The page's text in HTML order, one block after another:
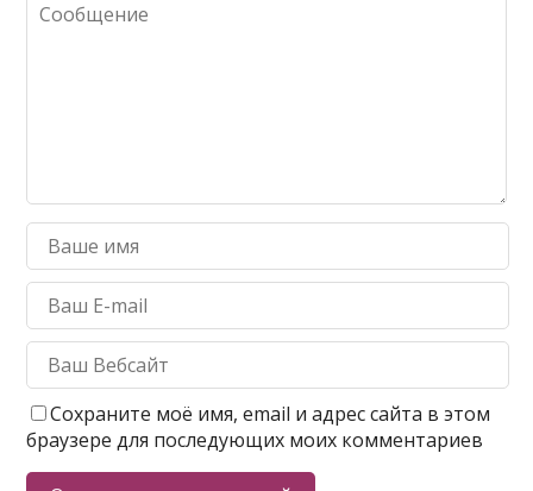
Сохраните моё имя, email и адрес сайта в этом
браузере для последующих моих комментариев